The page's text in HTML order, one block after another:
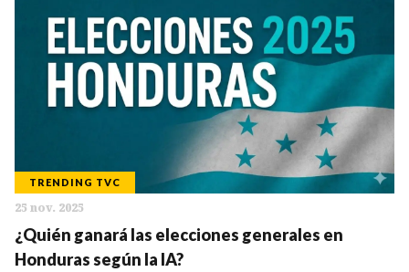
TRENDING TVC
25 nov. 2025
¿Quién ganará las elecciones generales en
Honduras según la IA?